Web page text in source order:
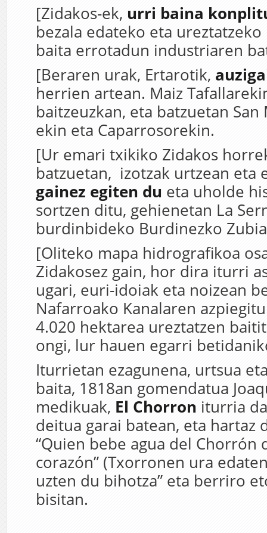
[Zidakos-ek, urri baina
bezala edateko eta
baita errotadun industriaren
[Beraren urak, Ertarotik,
herrien artean. Maiz
baitzeuzkan, eta batzuetan
ekin eta Caparrosorekin.
[Ur emari txikiko Zidakos
batzuetan, izotzak urtzean eta
gainez egiten du eta uholde
sortzen ditu, gehienetan La
burdinbideko Burdinezko
[Oliteko mapa hidrografikoa
Zidakosez gain, hor dira iturri
ugari, euri-idoiak eta noizean
Nafarroako Kanalaren
4.020 hektarea ureztatzen
ongi, lur hauen egarri
Iturrietan ezagunena, urtsua
baita, 1818an gomendatua
medikuak, El Chorron iturria
deitua garai batean, eta hartaz
“Quien bebe agua del Chorrón
corazón” (Txorronen ura
uzten du bihotza” eta berriro
bisitan.